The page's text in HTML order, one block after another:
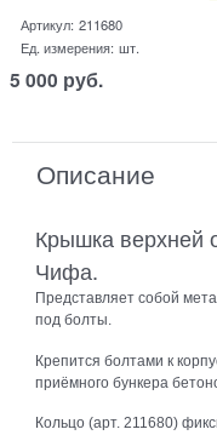
Артикул: 211680
Ед. измерения: шт.
5 000 руб.
Описание
Крышка верхней
Чифа.
Представляет собой
под болты.
Крепится болтами к
приёмного бункера
Кольцо (арт. 211680)